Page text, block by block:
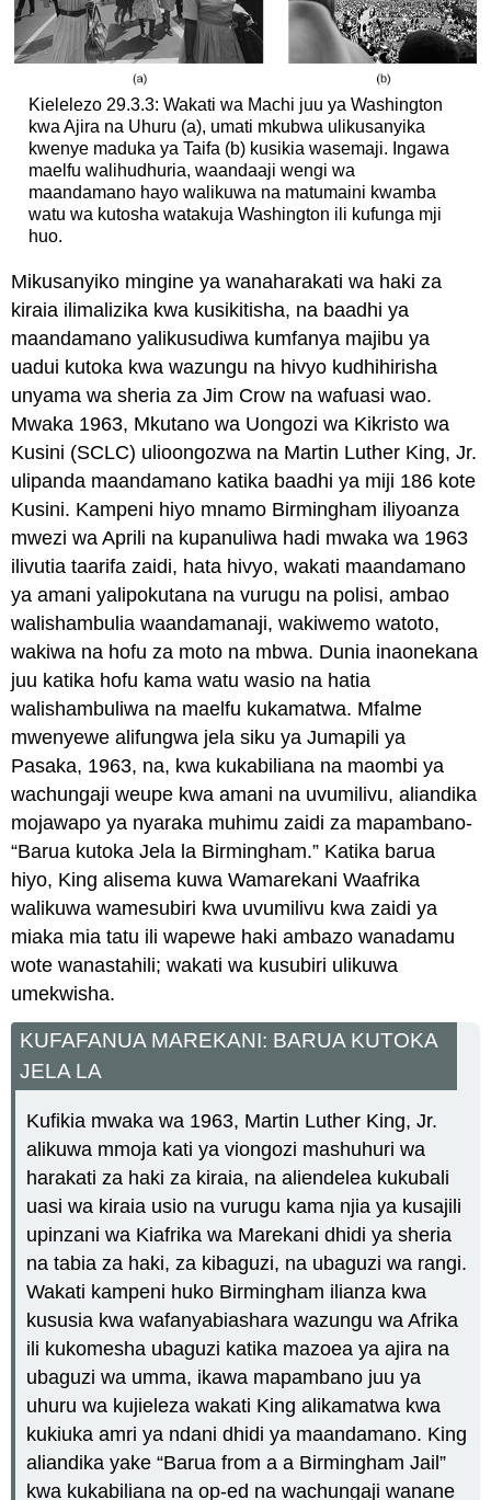
Kielelezo 29.3.3: Wakati wa Machi juu ya Washington
kwa Ajira na Uhuru (a), umati mkubwa ulikusanyika
kwenye maduka ya Taifa (b) kusikia wasemaji. Ingawa
maelfu walihudhuria, waandaaji wengi wa
maandamano hayo walikuwa na matumaini kwamba
watu wa kutosha watakuja Washington ili kufunga mji
huo.
Mikusanyiko mingine ya wanaharakati wa haki za
kiraia ilimalizika kwa kusikitisha, na baadhi ya
maandamano yalikusudiwa kumfanya majibu ya
uadui kutoka kwa wazungu na hivyo kudhihirisha
unyama wa sheria za Jim Crow na wafuasi wao.
Mwaka 1963, Mkutano wa Uongozi wa Kikristo wa
Kusini (SCLC) ulioongozwa na Martin Luther King, Jr.
ulipanda maandamano katika baadhi ya miji 186 kote
Kusini. Kampeni hiyo mnamo Birmingham iliyoanza
mwezi wa Aprili na kupanuliwa hadi mwaka wa 1963
ilivutia taarifa zaidi, hata hivyo, wakati maandamano
ya amani yalipokutana na vurugu na polisi, ambao
walishambulia waandamanaji, wakiwemo watoto,
wakiwa na hofu za moto na mbwa. Dunia inaonekana
juu katika hofu kama watu wasio na hatia
walishambuliwa na maelfu kukamatwa. Mfalme
mwenyewe alifungwa jela siku ya Jumapili ya
Pasaka, 1963, na, kwa kukabiliana na maombi ya
wachungaji weupe kwa amani na uvumilivu, aliandika
mojawapo ya nyaraka muhimu zaidi za mapambano-
“Barua kutoka Jela la Birmingham.” Katika barua
hiyo, King alisema kuwa Wamarekani Waafrika
walikuwa wamesubiri kwa uvumilivu kwa zaidi ya
miaka mia tatu ili wapewe haki ambazo wanadamu
wote wanastahili; wakati wa kusubiri ulikuwa
umekwisha.
KUFAFANUA MAREKANI: BARUA KUTOKA
JELA LA
Kufikia mwaka wa 1963, Martin Luther King, Jr.
alikuwa mmoja kati ya viongozi mashuhuri wa
harakati za haki za kiraia, na aliendelea kukubali
uasi wa kiraia usio na vurugu kama njia ya kusajili
upinzani wa Kiafrika wa Marekani dhidi ya sheria
na tabia za haki, za kibaguzi, na ubaguzi wa rangi.
Wakati kampeni huko Birmingham ilianza kwa
kususia kwa wafanyabiashara wazungu wa Afrika
ili kukomesha ubaguzi katika mazoea ya ajira na
ubaguzi wa umma, ikawa mapambano juu ya
uhuru wa kujieleza wakati King alikamatwa kwa
kukiuka amri ya ndani dhidi ya maandamano. King
aliandika yake “Barua from a a Birmingham Jail”
kwa kukabiliana na op-ed na wachungaji wanane